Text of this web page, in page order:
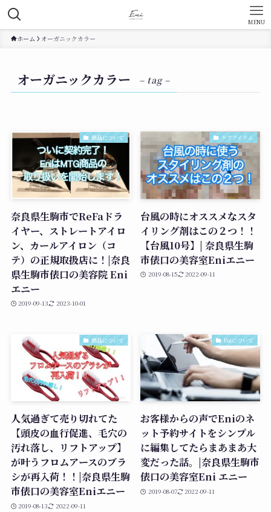
MENU
ホーム オーガニックカラー
オーガニックカラー – tag –
商品について
奈良県生駒市でReFaドラ
イヤー、ストレートアイロ
ン、カールアイロン（コ
テ）の正規取扱店に！|奈良
県生駒市俵口の美容院 Eni
エニー
2019-09-13 2023-10-01
ケアアイテム
台風の時にオススメなスタ
イリング剤はこの２つ！！
【台風10号】| 奈良県生駒
市俵口の美容室Eniエニー
2019-08-15 2022-09-11
商品について
人気過ぎて売り切れてた
【頭皮の血行促進、毛穴の
汚れ落し、リフトアップ】
が叶うフロムアースのブラ
シが再入荷！！|奈良県生駒
市俵口の美容室Eniエニー
2019-08-13 2022-09-11
Eniについて
お客様からの声でEniのネ
ット予約サイトをシンプル
に編集してたらまあまあ大
変だった話。|奈良県生駒市
俵口の美容室Eni エニー
2019-08-07 2022-09-11